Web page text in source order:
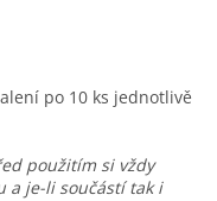
po 10 ks jednotlivě
použitím si vždy
a je-li součástí tak i